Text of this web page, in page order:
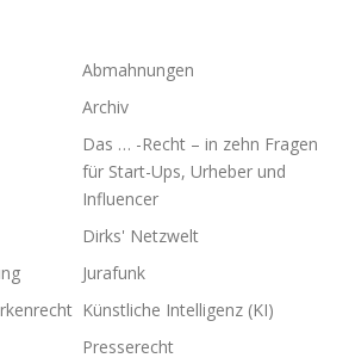
Abmahnungen
Archiv
Das … -Recht – in zehn Fragen
für Start-Ups, Urheber und
Influencer
Dirks' Netzwelt
Jurafunk
Künstliche Intelligenz (KI)
Presserecht